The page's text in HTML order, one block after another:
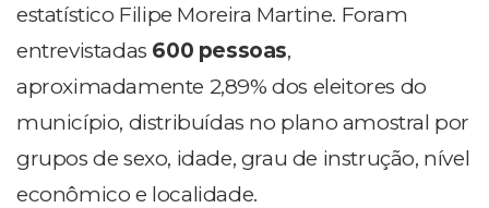
estatístico Filipe Moreira Martine. Foram
entrevistadas 600 pessoas,
aproximadamente 2,89% dos eleitores do
município, distribuídas no plano amostral por
grupos de sexo, idade, grau de instrução, nível
econômico e localidade.